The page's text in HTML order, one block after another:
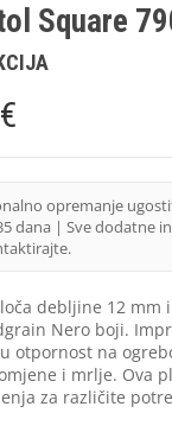
Square
€
opremanje
dana | Sve dodatne
debljine 12 mm
Nero boji.
otpornost na
i mrlje. Ova
za različite